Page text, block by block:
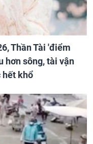
Thần Tài 'điểm
hơn sông, tài vận
hết khổ